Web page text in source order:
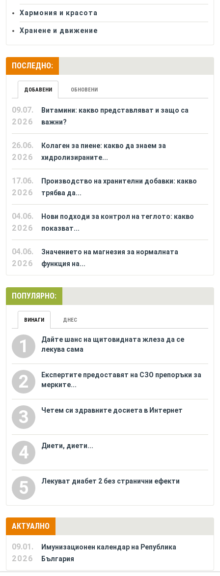
Хармония и красота
Хранене и движение
ПОСЛЕДНО:
ДОБАВЕНИ ОБНОВЕНИ
09.07.
2026
Витамини: какво представляват и защо са
важни?
26.06.
2026
Колаген за пиене: какво да знаем за
хидролизираните...
17.06.
2026
Производство на хранителни добавки: какво
трябва да...
04.06.
2026
Нови подходи за контрол на теглото: какво
показват...
04.06.
2026
Значението на магнезия за нормалната
функция на...
ПОПУЛЯРНО:
ВИНАГИ ДНЕС
1
Дайте шанс на щитовидната жлеза да се
лекува сама
2
Eкспертите предоставят на СЗО препоръки за
мерките...
3 Четем си здравните досиета в Интернет
4 Диети, диети...
5 Лекуват диабет 2 без странични ефекти
АКТУАЛНО
09.01.
2026
Имунизационен календар на Република
България